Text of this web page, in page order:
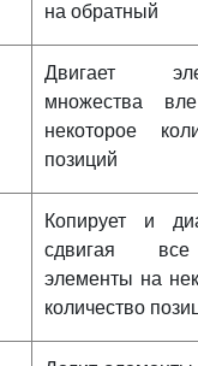
на обратный
Двигает
множества
некоторое
позиций
Копирует и
сдвигая
элементы на
количество